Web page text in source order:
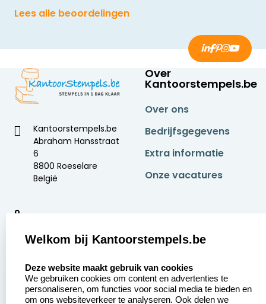
Lees alle beoordelingen
Kantoorstempels.be
Abraham Hansstraat
6
8800 Roeselare
België
9
Over
Kantoorstempels.be
Over ons
Bedrijfsgegevens
Extra informatie
Onze vacatures
Aanvraag op maat
Contact opnemen
Welkom bij Kantoorstempels.be
Deze website maakt gebruik van cookies
We gebruiken cookies om content en advertenties te
personaliseren, om functies voor social media te bieden en
om ons websiteverkeer te analyseren. Ook delen we